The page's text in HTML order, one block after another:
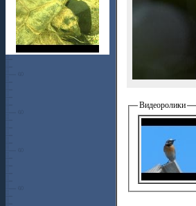
Видеоролики